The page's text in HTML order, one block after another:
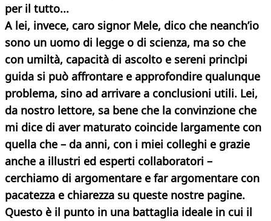
per il tutto...
A lei, invece, caro signor Mele, dico che neanch’io
sono un uomo di legge o di scienza, ma so che
con umiltà, capacità di ascolto e sereni princìpi
guida si può affrontare e approfondire qualunque
problema, sino ad arrivare a conclusioni utili. Lei,
da nostro lettore, sa bene che la convinzione che
mi dice di aver maturato coincide largamente con
quella che – da anni, con i miei colleghi e grazie
anche a illustri ed esperti collaboratori –
cerchiamo di argomentare e far argomentare con
pacatezza e chiarezza su queste nostre pagine.
Questo è il punto in una battaglia ideale in cui il